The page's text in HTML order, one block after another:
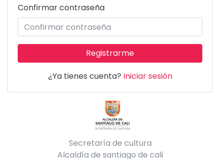
Confirmar contraseña
Registrarme
¿Ya tienes cuenta? Iniciar sesión
Secretaría de cultura
Alcaldía de santiago de cali